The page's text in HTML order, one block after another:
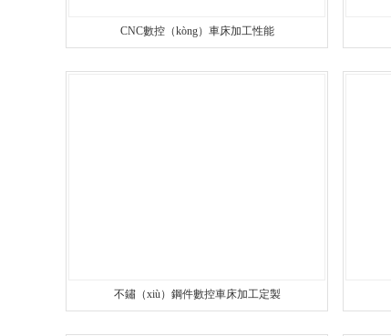
CNC數控（kòng）車床加工性能
不鏽（xiù）鋼件數控車床加工定製